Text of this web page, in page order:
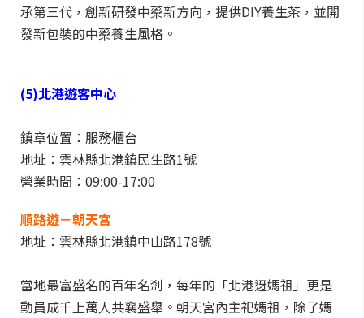
承第三代，創新研發中藥新方向，提供DIY養生茶，並開
發新包裝的中藥養生風格。
(5)北港遊客中心
鎮章位置：服務櫃台
地址：雲林縣北港鎮民生路1號
營業時間：09:00-17:00
順路遊－朝天宮
地址：雲林縣北港鎮中山路178號
當地最富盛名的百年名剎，每年的「北港迓媽祖」更是
動員成千上萬人共襄盛舉。朝天宮內主祀媽祖，除了媽